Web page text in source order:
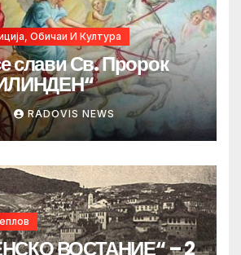
Обичаи И Култура
слави Св. Пророк
RADOVIS NEWS
ВОСТАНИЕ“ – 2